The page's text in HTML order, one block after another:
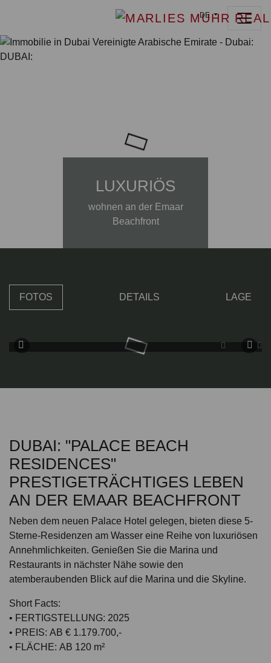
DE
LUXURIÖS
wohnen an der Emaar
Beachfront
FOTOS DETAILS LAGE
DUBAI: "PALACE BEACH
RESIDENCES"
PRESTIGETRÄCHTIGES LEBEN
AN DER EMAAR BEACHFRONT
Neben dem neuen Palace Hotel gelegen, bieten diese 5-
Sterne-Residenzen am Wasser eine Reihe von luxuriösen
Annehmlichkeiten. Genießen Sie die Marina und
Restaurants in nächster Nähe sowie den
atemberaubenden Blick auf die Marina und die Skyline.
Short Facts:
• FERTIGSTELLUNG: 2025
• PREIS: AB € 1.179.700,-
• FLÄCHE: AB 120 m²